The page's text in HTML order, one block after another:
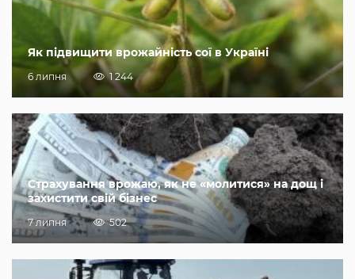
Як підвищити врожайність сої в Україні
6 липня 1 244
Страхування врожаю, як не «молитися» на дощ і
захистити свій бізнес
7 липня 502